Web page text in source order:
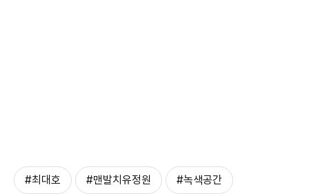
#최대호 #맨발치유정원 #녹색공간